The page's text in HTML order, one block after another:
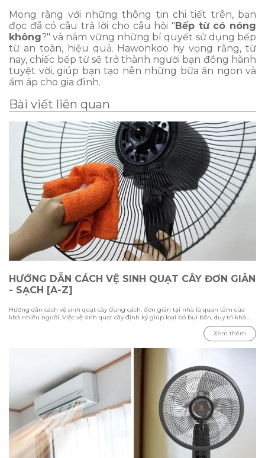
Mong rằng với những thông tin chi tiết trên, bạn
đọc đã có câu trả lời cho câu hỏi "Bếp từ có nóng
không?" và nắm vững những bí quyết sử dụng bếp
từ an toàn, hiệu quả. Hawonkoo hy vọng rằng, từ
nay, chiếc bếp từ sẽ trở thành người bạn đồng hành
tuyệt vời, giúp bạn tạo nên những bữa ăn ngon và
ấm áp cho gia đình.
Bài viết liên quan
HƯỚNG DẪN CÁCH VỆ SINH QUẠT CÂY ĐƠN GIẢN
- SẠCH [A-Z]
Hướng dẫn cách vệ sinh quạt cây đúng cách, đơn giản tại nhà là quan tâm của
khá nhiều người. Việc vệ sinh quạt cây định kỳ giúp loại bỏ bụi bẩn, duy trì khả
năng làm mát và kéo dài tuổi thọ thiết bị. Trong bài viết này Hawonkoo sẽ hướng
dẫn chi tiết các bước vệ sinh từ cách tháo lắp, làm sạch từng bộ phận đến những
Xem thêm